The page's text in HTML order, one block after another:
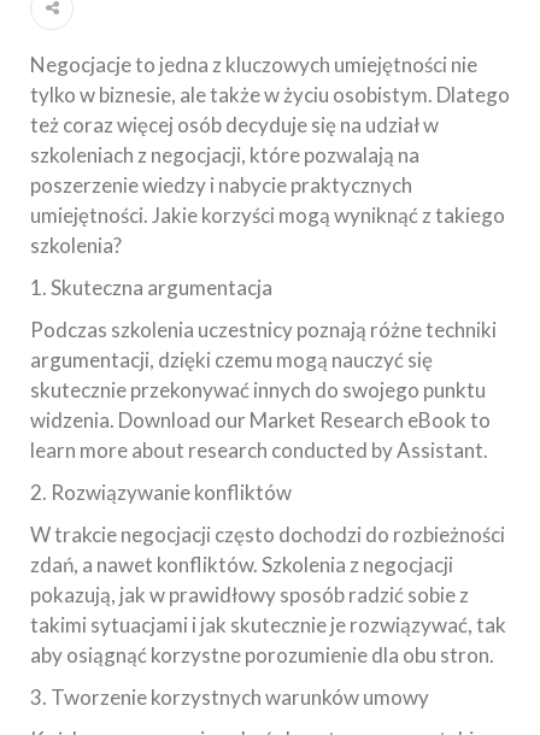
Negocjacje to jedna z kluczowych umiejętności nie
tylko w biznesie, ale także w życiu osobistym. Dlatego
też coraz więcej osób decyduje się na udział w
szkoleniach z negocjacji, które pozwalają na
poszerzenie wiedzy i nabycie praktycznych
umiejętności. Jakie korzyści mogą wyniknąć z takiego
szkolenia?
1. Skuteczna argumentacja
Podczas szkolenia uczestnicy poznają różne techniki
argumentacji, dzięki czemu mogą nauczyć się
skutecznie przekonywać innych do swojego punktu
widzenia. Download our Market Research eBook to
learn more about research conducted by Assistant.
2. Rozwiązywanie konfliktów
W trakcie negocjacji często dochodzi do rozbieżności
zdań, a nawet konfliktów. Szkolenia z negocjacji
pokazują, jak w prawidłowy sposób radzić sobie z
takimi sytuacjami i jak skutecznie je rozwiązywać, tak
aby osiągnąć korzystne porozumienie dla obu stron.
3. Tworzenie korzystnych warunków umowy